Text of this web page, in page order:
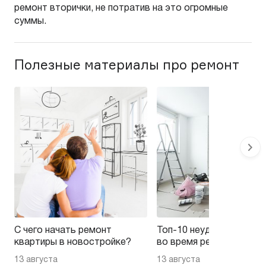
ремонт вторички, не потратив на это огромные
суммы.
Полезные материалы про ремонт
С чего начать ремонт
квартиры в новостройке?
13 августа
Топ-10 неудачных
во время ремонта
13 августа